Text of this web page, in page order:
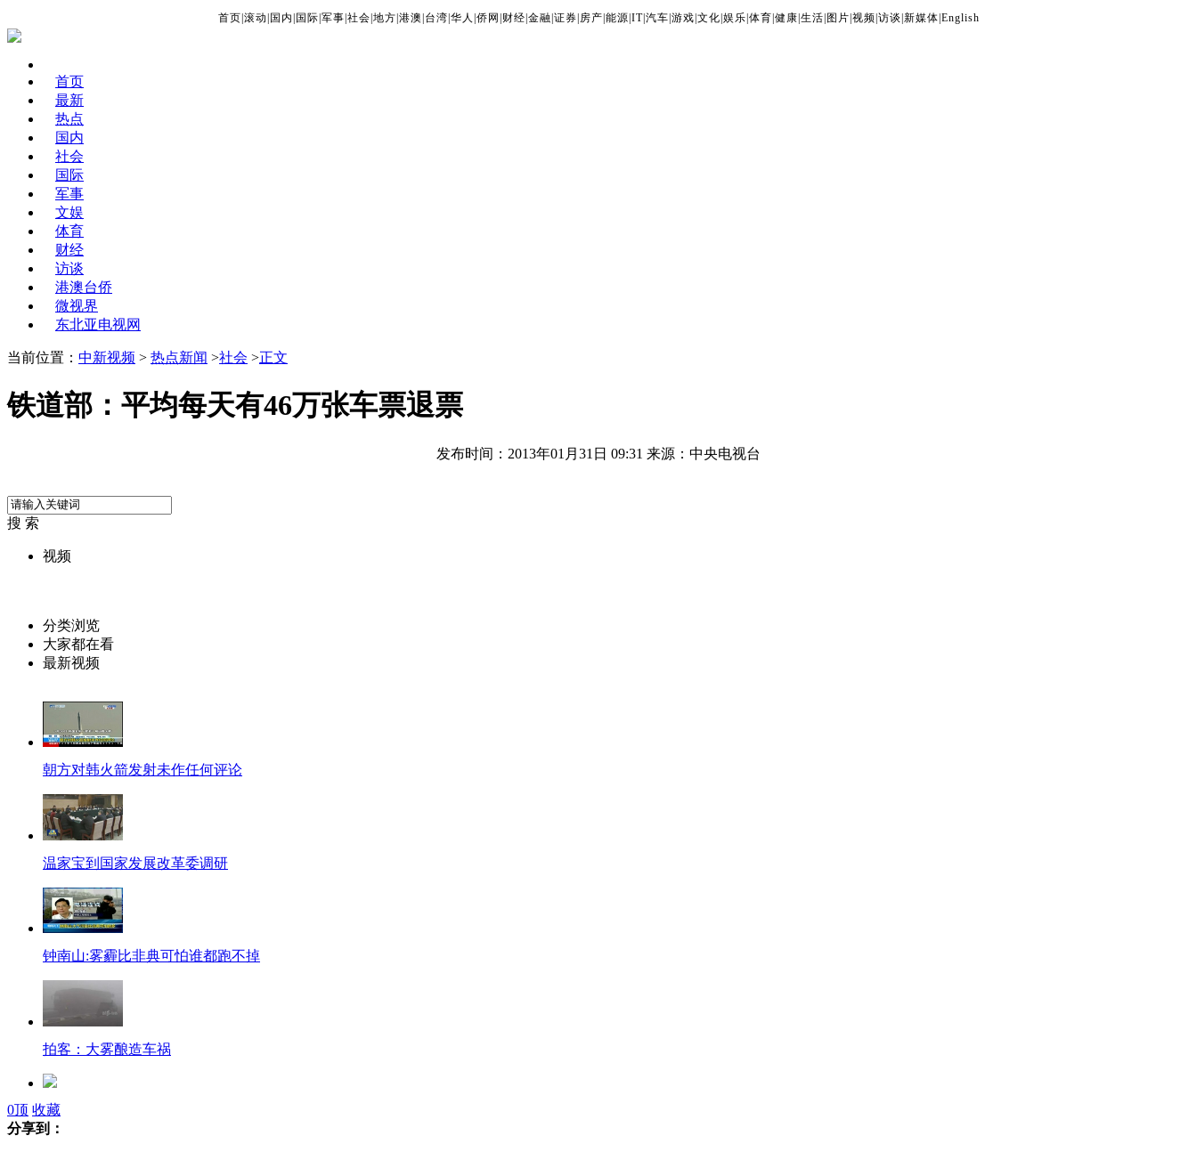
首页 滚动 国内 国际 军事 社会 地方 港澳 台湾 华人 侨网 财经 金融 证券 房产 能源 IT| 汽车 游戏 文化 娱乐 体育 健康 生活 图片 视频 访谈 新媒体 English
首页
最新
热点
国内
社会
国际
军事
文娱
体育
财经
访谈
港澳台侨
微视界
东北亚电视网
当前位置： 中新视频 > 热点新闻 >社会 >正文
铁道部：平均每天有46万张车票退票
发布时间：2013年01月31日 09:31 来源：中央电视台
搜 索
视频
分类浏览
大家都在看
最新视频
朝方对韩火箭发射未作任何评论
温家宝到国家发展改革委调研
钟南山:雾霾比非典可怕谁都跑不掉
拍客：大雾酿造车祸
南非海豹大逆袭撕食5头鲨鱼
0顶 收藏
分享到：